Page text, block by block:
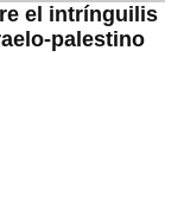
el intrínguilis
palestino